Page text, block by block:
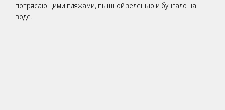
потрясающими пляжами, пышной зеленью и бунгало на
воде.